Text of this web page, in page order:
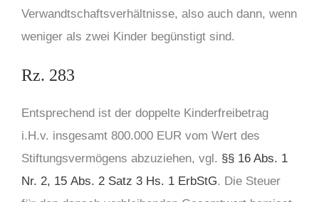
Verwandtschaftsverhältnisse, also auch dann, wenn
weniger als zwei Kinder begünstigt sind.
Rz. 283
Entsprechend ist der doppelte Kinderfreibetrag
i.H.v. insgesamt 800.000 EUR vom Wert des
Stiftungsvermögens abzuziehen, vgl. §§ 16 Abs. 1
Nr. 2, 15 Abs. 2 Satz 3 Hs. 1 ErbStG. Die Steuer